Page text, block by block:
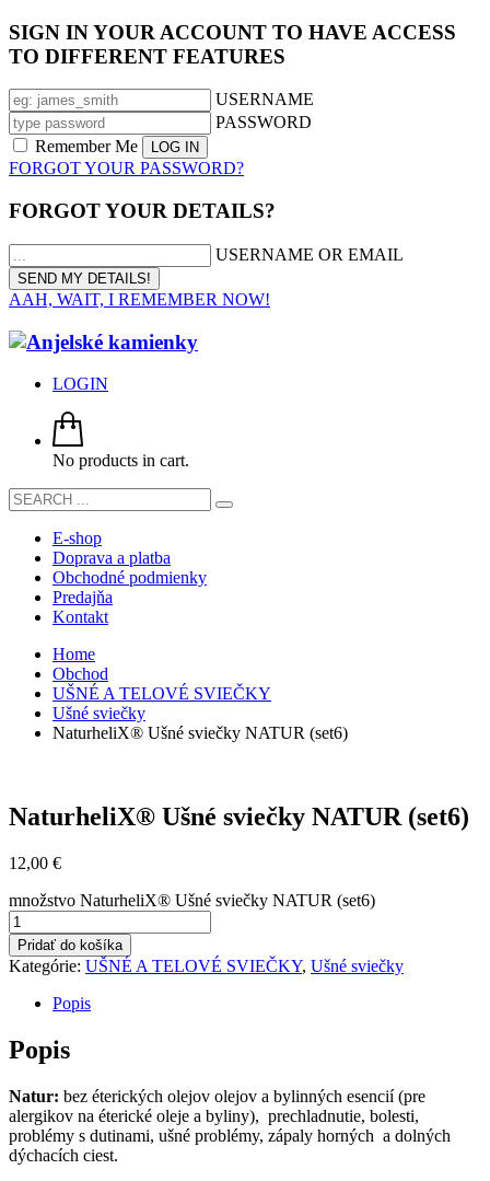
SIGN IN YOUR ACCOUNT TO HAVE ACCESS
TO DIFFERENT FEATURES
USERNAME
PASSWORD
Remember Me
FORGOT YOUR PASSWORD?
FORGOT YOUR DETAILS?
USERNAME OR EMAIL
AAH, WAIT, I REMEMBER NOW!
LOGIN
No products in cart.
E-shop
Doprava a platba
Obchodné podmienky
Predajňa
Kontakt
Home
Obchod
UŠNÉ A TELOVÉ SVIEČKY
Ušné sviečky
NaturheliX® Ušné sviečky NATUR (set6)
NaturheliX® Ušné sviečky NATUR (set6)
12,00 €
množstvo NaturheliX® Ušné sviečky NATUR (set6)
Pridať do košíka
Kategórie: UŠNÉ A TELOVÉ SVIEČKY, Ušné sviečky
Popis
Popis
Natur: bez éterických olejov olejov a bylinných esencií (pre
alergikov na éterické oleje a byliny), prechladnutie, bolesti,
problémy s dutinami, ušné problémy, zápaly horných a dolných
dýchacích ciest.